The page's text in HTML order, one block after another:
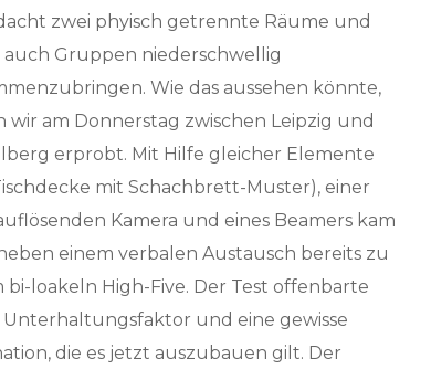
zwei phyisch getrennte Räume und
auch Gruppen niederschwellig
Wie das aussehen könnte,
wir am Donnerstag zwischen Leipzig und
erprobt. Mit Hilfe gleicher Elemente
mit Schachbrett-Muster), einer
Kamera und eines Beamers kam
einem verbalen Austausch bereits zu
bi-loakeln High-Five. Der Test offenbarte
Unterhaltungsfaktor und eine gewisse
die es jetzt auszubauen gilt. Der